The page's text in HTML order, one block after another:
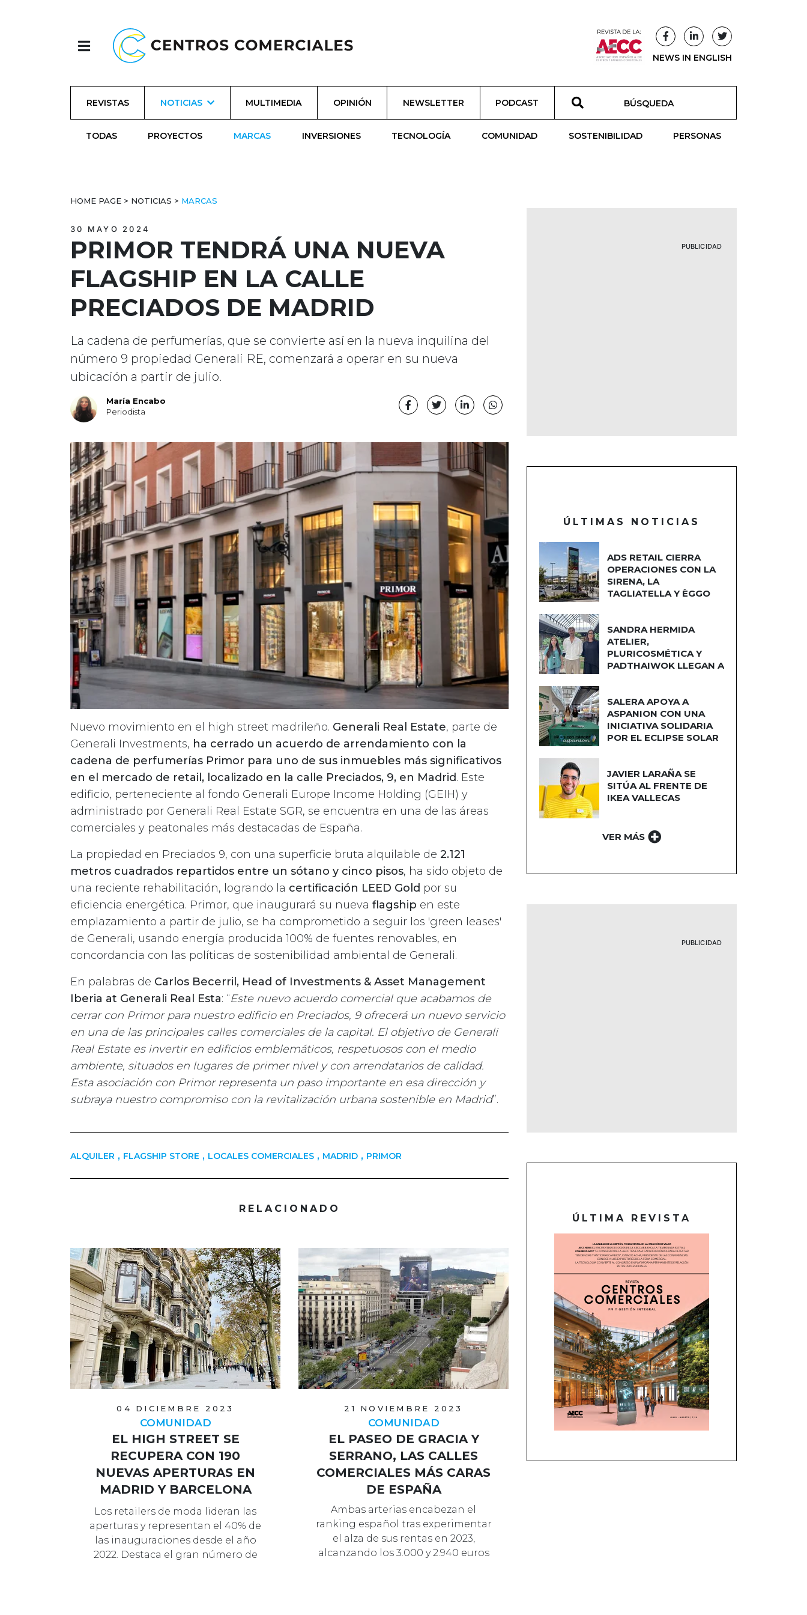
NEWS IN ENGLISH
REVISTAS NOTICIAS MULTIMEDIA OPINIÓN NEWSLETTER PODCAST
TODAS PROYECTOS MARCAS INVERSIONES TECNOLOGÍA COMUNIDAD SOSTENIBILIDAD PERSONAS
HOME PAGE > NOTICIAS > MARCAS
30 MAYO 2024
PRIMOR TENDRÁ UNA NUEVA
FLAGSHIP EN LA CALLE
PRECIADOS DE MADRID
La cadena de perfumerías, que se convierte así en la nueva inquilina del
número 9 propiedad Generali RE, comenzará a operar en su nueva
ubicación a partir de julio.
María Encabo
Periodista
Nuevo movimiento en el high street madrileño. Generali Real Estate, parte de
Generali Investments, ha cerrado un acuerdo de arrendamiento con la
cadena de perfumerías Primor para uno de sus inmuebles más significativos
en el mercado de retail, localizado en la calle Preciados, 9, en Madrid. Este
edificio, perteneciente al fondo Generali Europe Income Holding (GEIH) y
administrado por Generali Real Estate SGR, se encuentra en una de las áreas
comerciales y peatonales más destacadas de España.
La propiedad en Preciados 9, con una superficie bruta alquilable de 2.121
metros cuadrados repartidos entre un sótano y cinco pisos, ha sido objeto de
una reciente rehabilitación, logrando la certificación LEED Gold por su
eficiencia energética. Primor, que inaugurará su nueva flagship en este
emplazamiento a partir de julio, se ha comprometido a seguir los 'green leases'
de Generali, usando energía producida 100% de fuentes renovables, en
concordancia con las políticas de sostenibilidad ambiental de Generali.
En palabras de Carlos Becerril, Head of Investments & Asset Management
Iberia at Generali Real Esta: “Este nuevo acuerdo comercial que acabamos de
cerrar con Primor para nuestro edificio en Preciados, 9 ofrecerá un nuevo servicio
en una de las principales calles comerciales de la capital. El objetivo de Generali
Real Estate es invertir en edificios emblemáticos, respetuosos con el medio
ambiente, situados en lugares de primer nivel y con arrendatarios de calidad.
Esta asociación con Primor representa un paso importante en esa dirección y
subraya nuestro compromiso con la revitalización urbana sostenible en Madrid”.
ALQUILER , FLAGSHIP STORE , LOCALES COMERCIALES , MADRID , PRIMOR
RELACIONADO
04 DICIEMBRE 2023
COMUNIDAD
EL HIGH STREET SE
RECUPERA CON 190
NUEVAS APERTURAS EN
MADRID Y BARCELONA
DESDE 2022
Los retailers de moda lideran las
aperturas y representan el 40% de
las inauguraciones desde el año
2022. Destaca el gran número de
21 NOVIEMBRE 2023
COMUNIDAD
EL PASEO DE GRACIA Y
SERRANO, LAS CALLES
COMERCIALES MÁS CARAS
DE ESPAÑA
Ambas arterias encabezan el
ranking español tras experimentar
el alza de sus rentas en 2023,
alcanzando los 3.000 y 2.940 euros
PUBLICIDAD
ÚLTIMAS NOTICIAS
ADS RETAIL CIERRA
OPERACIONES CON LA
SIRENA, LA
TAGLIATELLA Y ÈGGO
SANDRA HERMIDA
ATELIER,
PLURICOSMÉTICA Y
PADTHAIWOK LLEGAN A
SALERA APOYA A
ASPANION CON UNA
INICIATIVA SOLIDARIA
POR EL ECLIPSE SOLAR
JAVIER LARAÑA SE
SITÚA AL FRENTE DE
IKEA VALLECAS
VER MÁS
PUBLICIDAD
ÚLTIMA REVISTA